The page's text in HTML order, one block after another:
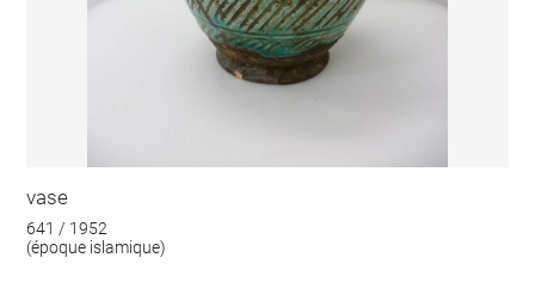
vase
641 / 1952
(époque islamique)